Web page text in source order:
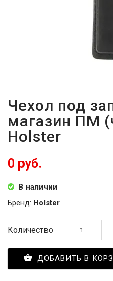
Чехол под
магазин ПМ
Holster
0 руб.
В наличии
Бренд: Holster
Количество
ДОБАВИТЬ В